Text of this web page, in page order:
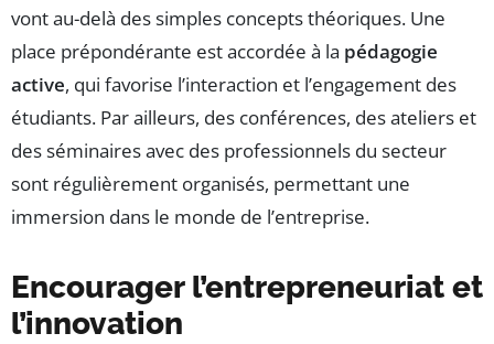
vont au-delà des simples concepts théoriques. Une
place prépondérante est accordée à la pédagogie
active, qui favorise l’interaction et l’engagement des
étudiants. Par ailleurs, des conférences, des ateliers et
des séminaires avec des professionnels du secteur
sont régulièrement organisés, permettant une
immersion dans le monde de l’entreprise.
Encourager l’entrepreneuriat et
l’innovation